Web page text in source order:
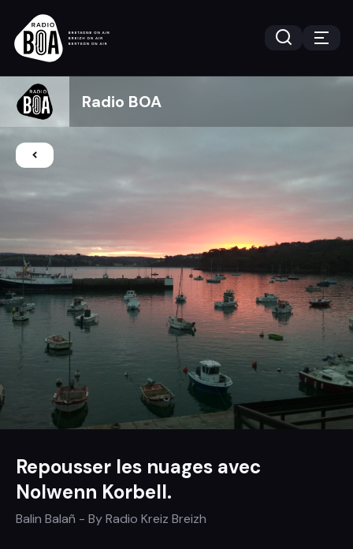
Radio BOA
Repousser les nuages avec
Nolwenn Korbell.
Balin Balañ - ByRadio Kreiz Breizh